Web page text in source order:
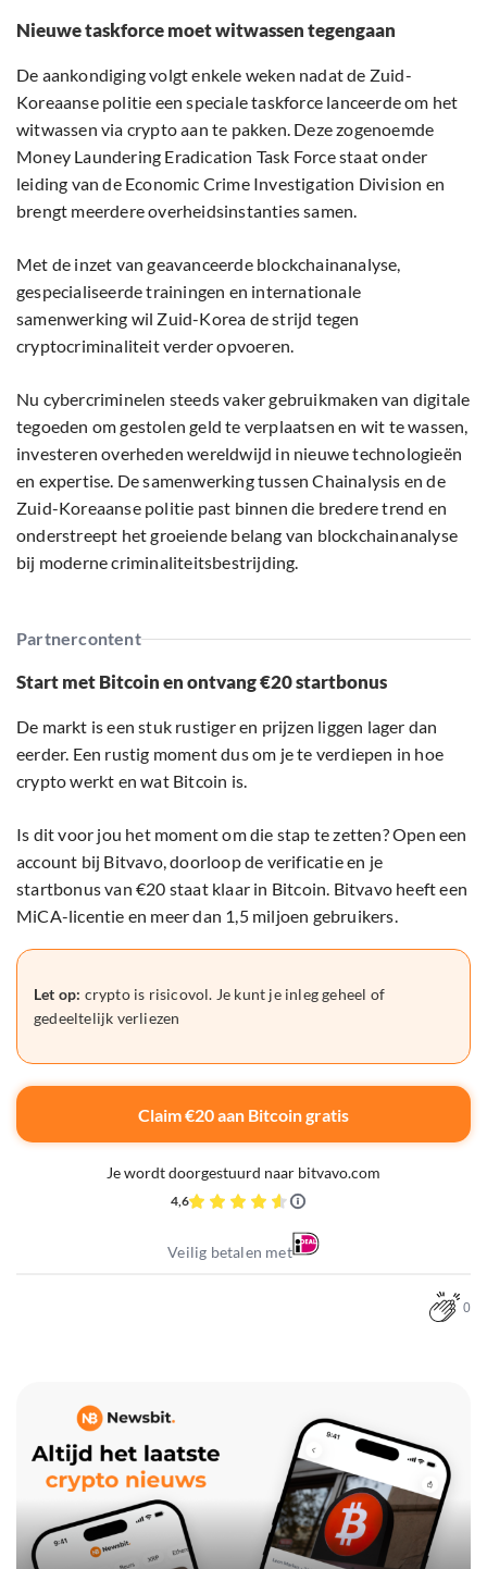
Nieuwe taskforce moet witwassen tegengaan
De aankondiging volgt enkele weken nadat de Zuid-
Koreaanse politie een speciale taskforce lanceerde om het
witwassen via crypto aan te pakken. Deze zogenoemde
Money Laundering Eradication Task Force staat onder
leiding van de Economic Crime Investigation Division en
brengt meerdere overheidsinstanties samen.
Met de inzet van geavanceerde blockchainanalyse,
gespecialiseerde trainingen en internationale
samenwerking wil Zuid-Korea de strijd tegen
cryptocriminaliteit verder opvoeren.
Nu cybercriminelen steeds vaker gebruikmaken van digitale
tegoeden om gestolen geld te verplaatsen en wit te wassen,
investeren overheden wereldwijd in nieuwe technologieën
en expertise. De samenwerking tussen Chainalysis en de
Zuid-Koreaanse politie past binnen die bredere trend en
onderstreept het groeiende belang van blockchainanalyse
bij moderne criminaliteitsbestrijding.
Partnercontent
Start met Bitcoin en ontvang €20 startbonus
De markt is een stuk rustiger en prijzen liggen lager dan
eerder. Een rustig moment dus om je te verdiepen in hoe
crypto werkt en wat Bitcoin is.
Is dit voor jou het moment om die stap te zetten? Open een
account bij Bitvavo, doorloop de verificatie en je
startbonus van €20 staat klaar in Bitcoin. Bitvavo heeft een
MiCA-licentie en meer dan 1,5 miljoen gebruikers.
Let op: crypto is risicovol. Je kunt je inleg geheel of
gedeeltelijk verliezen
Claim €20 aan Bitcoin gratis
Je wordt doorgestuurd naar bitvavo.com
4,6
Veilig betalen met
0